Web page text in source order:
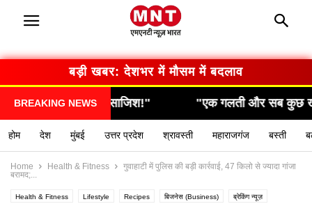
बड़ी खबर: सरकार का बड़ा फैसला
BREAKING NEWS
गलती और सब कुछ खत्म… देखिए कैसे हुआ हादसा!"
होम देश मुंबई उत्तर प्रदेश श्रावस्ती महाराजगंज बस्ती
Home Health & Fitness
गुवाहाटी में पुलिस की बड़ी कार्रवाई, 47 किलो से ज्यादा गांजा
बरामद;...
Health & Fitness Lifestyle Recipes बिजनेस (Business) ब्रेकिंग न्यूज़